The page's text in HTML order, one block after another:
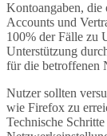
Kontoangaben,
Accounts und
100% der Fälle zu
Unterstützung
für die betroffenen
Nutzer sollten
wie Firefox zu
Technische